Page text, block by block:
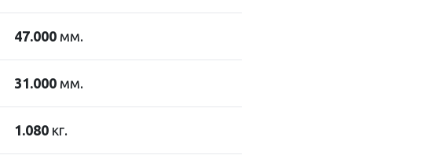
47.000 мм.
31.000 мм.
1.080 кг.